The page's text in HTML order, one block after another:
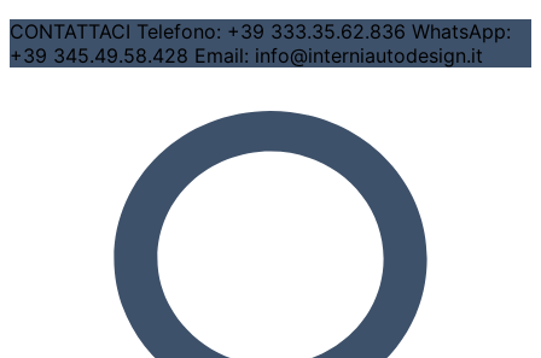
CONTATTACI Telefono: +39 333.35.62.836 WhatsApp:
+39 345.49.58.428 Email: info@interniautodesign.it